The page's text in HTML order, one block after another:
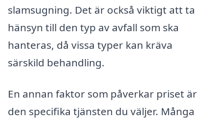
slamsugning. Det är också viktigt att ta
hänsyn till den typ av avfall som ska
hanteras, då vissa typer kan kräva
särskild behandling.
En annan faktor som påverkar priset är
den specifika tjänsten du väljer. Många